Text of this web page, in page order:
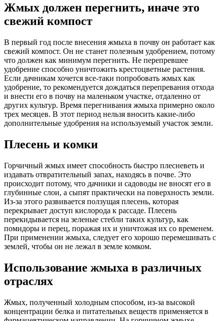
Жмых должен перегнить, иначе это
свежий компост
В первый год после внесения жмыха в почву он работает как
свежий компост. Он не станет полезным удобрением, потому
что должен как минимум перегнить. Не перепревшее
удобрение способно уничтожить крестоцветные растения.
Если дачникам хочется все-таки попробовать жмых как
удобрение, то рекомендуется дождаться перепревания отхода
и внести его в почву на маленьком участке, отдаленно от
других культур. Время перегнивания жмыха примерно около
трех месяцев. В этот период нельзя вносить какие-либо
дополнительные удобрения на используемый участок земли.
Плесень и комки
Горчичный жмых имеет способность быстро плесневеть и
издавать отвратительный запах, находясь в почве. Это
происходит потому, что дачники и садоводы не вносят его в
глубинные слои, а сыпят практически на поверхность земли.
Из-за этого развивается ползущая плесень, которая
перекрывает доступ кислорода к рассаде. Плесень
перекидывается на зеленые стебли таких культур, как
помидоры и перец, поражая их и уничтожая их со временем.
При применении жмыха, следует его хорошо перемешивать с
землей, чтобы он не лежал в земле комком.
Использование жмыха в различных
отраслях
Жмых, полученный холодным способом, из-за высокой
концентрации белка и питательных веществ применяется в